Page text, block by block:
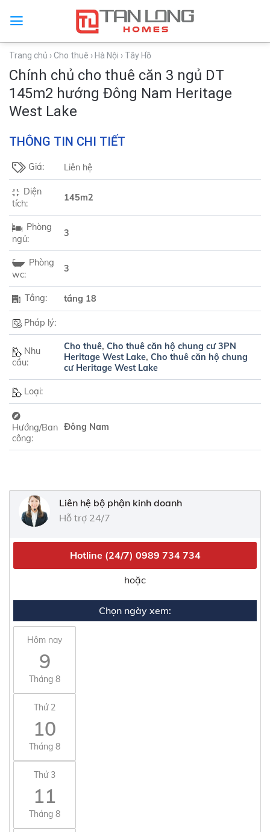
Trang chủ › Cho thuê › Hà Nội › Tây Hồ
Chính chủ cho thuê căn 3 ngủ DT
145m2 hướng Đông Nam Heritage
West Lake
THÔNG TIN CHI TIẾT
Giá: Liên hệ
Diện
tích:
145m2
Phòng
ngủ:
3
Phòng
wc:
3
Tầng: tầng 18
Pháp lý:
Nhu
cầu:
Cho thuê, Cho thuê căn hộ chung cư 3PN
Heritage West Lake, Cho thuê căn hộ chung
cư Heritage West Lake
Loại:
Hướng/Ban
công:
Đông Nam
Liên hệ bộ phận kinh doanh
Hỗ trợ 24/7
Hotline (24/7) 0989 734 734
hoặc
Chọn ngày xem:
Hôm nay
9
Tháng 8
Thứ 2
10
Tháng 8
Thứ 3
11
Tháng 8